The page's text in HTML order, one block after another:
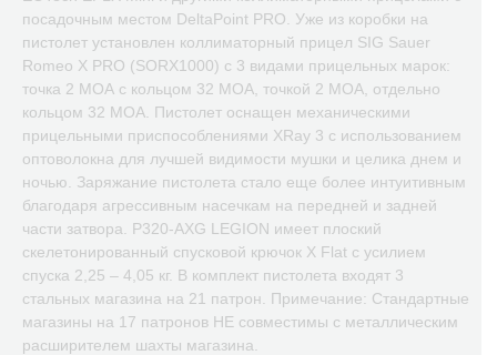
посадочным местом DeltaPoint PRO. Уже из коробки на
пистолет установлен коллиматорный прицел SIG Sauer
Romeo X PRO (SORX1000) с 3 видами прицельных марок:
точка 2 МОА с кольцом 32 МОА, точкой 2 МОА, отдельно
кольцом 32 МОА. Пистолет оснащен механическими
прицельными приспособлениями XRay 3 с использованием
оптоволокна для лучшей видимости мушки и целика днем и
ночью. Заряжание пистолета стало еще более интуитивным
благодаря агрессивным насечкам на передней и задней
части затвора. P320-AXG LEGION имеет плоский
скелетонированный спусковой крючок X Flat с усилием
спуска 2,25 – 4,05 кг. В комплект пистолета входят 3
стальных магазина на 21 патрон. Примечание: Стандартные
магазины на 17 патронов НЕ совместимы с металлическим
расширителем шахты магазина.